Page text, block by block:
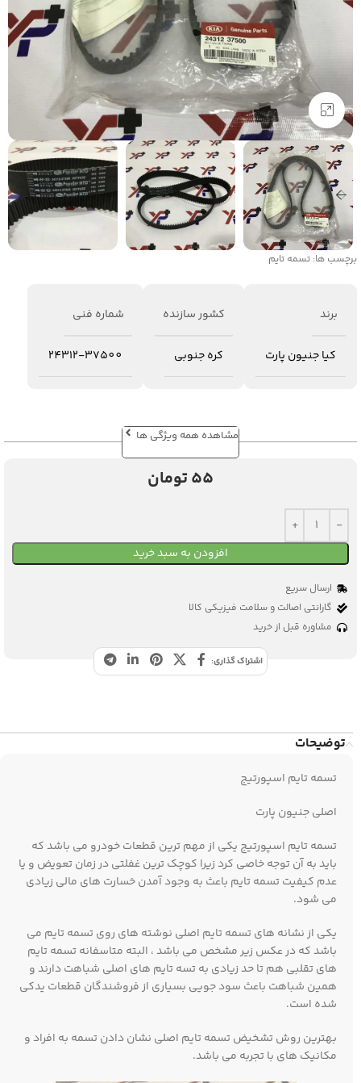
برای بزرگنمایی کلیک کنید
برچسب ها: تسمه تایم
برند
کیا جنیون پارت
کشور سازنده
کره جنوبی
شماره فنی
24312-37500
مشاهده همه ویژگی ها
55تومان
افزودن به سبد خرید
ارسال سریع
گارانتی اصالت و سلامت فیزیکی کالا
مشاوره قبل از خرید
اشتراک گذاری:
توضیحات
تسمه تایم اسپورتیج
اصلی جنیون پارت
تسمه تایم اسپورتیج یکی از مهم ترین قطعات خودرو می باشد که
باید به آن توجه خاصی کرد زیرا کوچک ترین غفلتی در زمان تعویض و یا
عدم کیفیت تسمه تایم باعث به وجود آمدن خسارت های مالی زیادی
می شود.
یکی از نشانه های تسمه تایم اصلی نوشته های روی تسمه تایم می
باشد که در عکس زیر مشخص می باشد ، البته متاسفانه تسمه تایم
های تقلبی هم تا حد زیادی به تسه تایم های اصلی شباهت دارند و
همین شباهت باعث سود جویی بسیاری از فروشندگان قطعات یدکی
شده است.
بهترین روش تشخیض تسمه تایم اصلی نشان دادن تسمه به افراد و
مکانیک های با تجربه می باشد.